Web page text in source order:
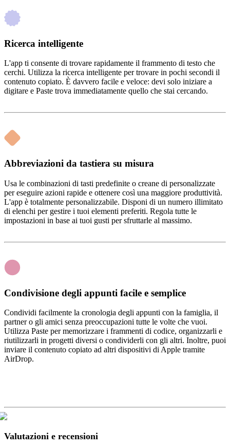
Ricerca intelligente
L'app ti consente di trovare rapidamente il frammento di testo che
cerchi. Utilizza la ricerca intelligente per trovare in pochi secondi il
contenuto copiato. È davvero facile e veloce: devi solo iniziare a
digitare e Paste trova immediatamente quello che stai cercando.
Abbreviazioni da tastiera su misura
Usa le combinazioni di tasti predefinite o creane di personalizzate
per eseguire azioni rapide e ottenere così una maggiore produttività.
L'app è totalmente personalizzabile. Disponi di un numero illimitato
di elenchi per gestire i tuoi elementi preferiti. Regola tutte le
impostazioni in base ai tuoi gusti per sfruttarle al massimo.
Condivisione degli appunti facile e semplice
Condividi facilmente la cronologia degli appunti con la famiglia, il
partner o gli amici senza preoccupazioni tutte le volte che vuoi.
Utilizza Paste per memorizzare i frammenti di codice, organizzarli e
riutilizzarli in progetti diversi o condividerli con gli altri. Inoltre, puoi
inviare il contenuto copiato ad altri dispositivi di Apple tramite
AirDrop.
Valutazioni e recensioni